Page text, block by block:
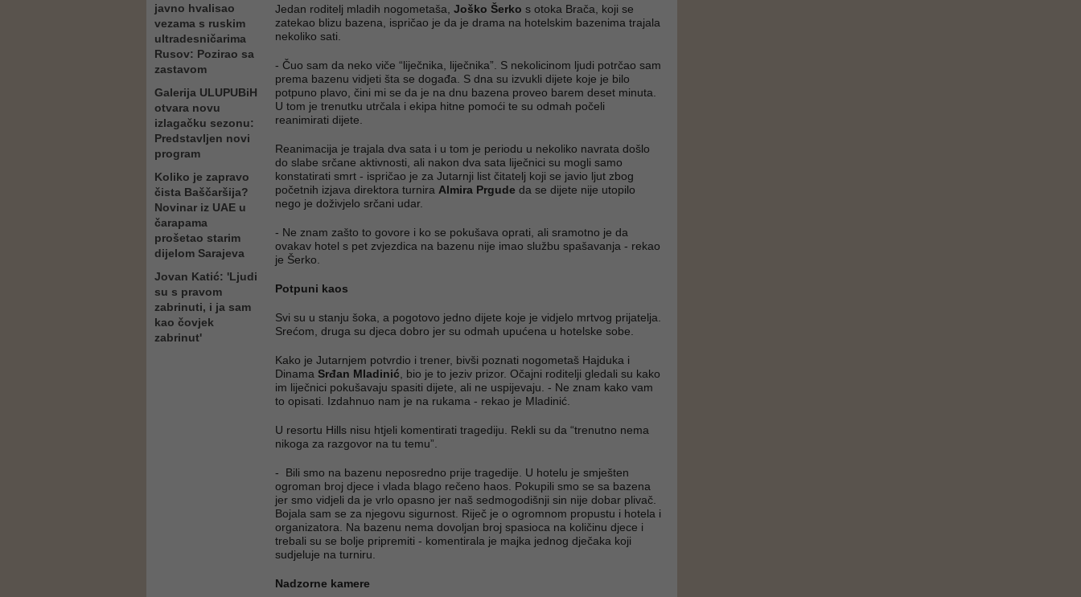
javno hvalisao
vezama s ruskim
ultradesničarima
Rusov: Pozirao sa
zastavom
Galerija ULUPUBiH
otvara novu
izlagačku sezonu:
Predstavljen novi
program
Koliko je zapravo
čista Baščaršija?
Novinar iz UAE u
čarapama
prošetao starim
dijelom Sarajeva
Jovan Katić: 'Ljudi
su s pravom
zabrinuti, i ja sam
kao čovjek
zabrinut'
Jedan roditelj mladih nogometaša, Joško Šerko s otoka Brača, koji se
zatekao blizu bazena, ispričao je da je drama na hotelskim bazenima trajala
nekoliko sati.
- Čuo sam da neko viče “liječnika, liječnika”. S nekolicinom ljudi potrčao sam
prema bazenu vidjeti šta se događa. S dna su izvukli dijete koje je bilo
potpuno plavo, čini mi se da je na dnu bazena proveo barem deset minuta.
U tom je trenutku utrčala i ekipa hitne pomoći te su odmah počeli
reanimirati dijete.
Reanimacija je trajala dva sata i u tom je periodu u nekoliko navrata došlo
do slabe srčane aktivnosti, ali nakon dva sata liječnici su mogli samo
konstatirati smrt - ispričao je za Jutarnji list čitatelj koji se javio ljut zbog
početnih izjava direktora turnira Almira Prgude da se dijete nije utopilo
nego je doživjelo srčani udar.
- Ne znam zašto to govore i ko se pokušava oprati, ali sramotno je da
ovakav hotel s pet zvjezdica na bazenu nije imao službu spašavanja - rekao
je Šerko.
Potpuni kaos
Svi su u stanju šoka, a pogotovo jedno dijete koje je vidjelo mrtvog prijatelja.
Srećom, druga su djeca dobro jer su odmah upućena u hotelske sobe.
Kako je Jutarnjem potvrdio i trener, bivši poznati nogometaš Hajduka i
Dinama Srđan Mladinić , bio je to jeziv prizor. Očajni roditelji gledali su kako
im liječnici pokušavaju spasiti dijete, ali ne uspijevaju. - Ne znam kako vam
to opisati. Izdahnuo nam je na rukama - rekao je Mladinić.
U resortu Hills nisu htjeli komentirati tragediju. Rekli su da “trenutno nema
nikoga za razgovor na tu temu”.
- Bili smo na bazenu neposredno prije tragedije. U hotelu je smješten
ogroman broj djece i vlada blago rečeno haos. Pokupili smo se sa bazena
jer smo vidjeli da je vrlo opasno jer naš sedmogodišnji sin nije dobar plivač.
Bojala sam se za njegovu sigurnost. Riječ je o ogromnom propustu i hotela i
organizatora. Na bazenu nema dovoljan broj spasioca na količinu djece i
trebali su se bolje pripremiti - komentirala je majka jednog dječaka koji
sudjeluje na turniru.
Nadzorne kamere